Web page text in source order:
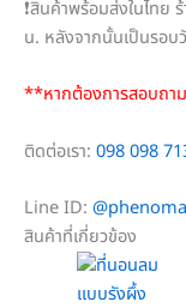
❗สินค้าพร้อมส่งในไท
น. หลังจากนั้นเป็นรอบวั
**หากต้องการสอบถา
ติดต่อเรา: 098 098
Line ID: @phenoma
สินค้าที่เกี่ยวข้อง